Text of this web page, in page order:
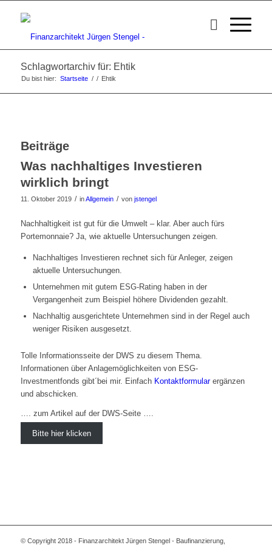
Schlagwortarchiv für: Ehtik
Du bist hier: Startseite / / Ehtik
Beiträge
Was nachhaltiges Investieren
wirklich bringt
11. Oktober 2019 / inAllgemein / von jstengel
Nachhaltigkeit ist gut für die Umwelt – klar. Aber auch fürs
Portemonnaie? Ja, wie aktuelle Untersuchungen zeigen.
Nachhaltiges Investieren rechnet sich für Anleger, zeigen
aktuelle Untersuchungen.
Unternehmen mit gutem ESG-Rating haben in der
Vergangenheit zum Beispiel höhere Dividenden gezahlt.
Nachhaltig ausgerichtete Unternehmen sind in der Regel auch
weniger Risiken ausgesetzt.
Tolle Informationsseite der DWS zu diesem Thema.
Informationen über Anlagemöglichkeiten von ESG-
Investmentfonds gibt´bei mir. Einfach Kontaktformular ergänzen
und abschicken.
…. zum Artikel auf der DWS-Seite ….
Bitte hier klicken
© Copyright 2018 - Finanzarchitekt Jürgen Stengel - Baufinanzierung,